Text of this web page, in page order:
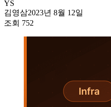
YS
김영삼2023년 8월 12일
조회 752